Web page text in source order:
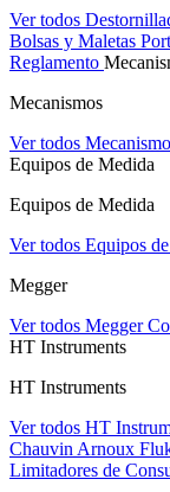
Ver todos
Bolsas y Maletas
Reglamento
Mecanismos
Ver todos
Equipos de Medida
Equipos de Medida
Ver todos Equipos
Megger
Ver todos Megger
HT Instruments
HT Instruments
Ver todos HT
Chauvin Arnoux
Limitadores de